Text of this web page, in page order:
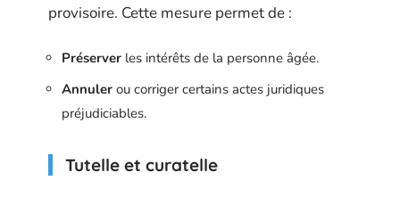
provisoire. Cette mesure permet de :
Préserver les intérêts de la personne âgée.
Annuler ou corriger certains actes juridiques
préjudiciables.
Tutelle et curatelle